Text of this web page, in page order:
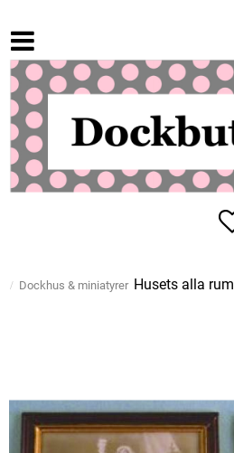
Dockhus & miniatyrer Husets alla rum